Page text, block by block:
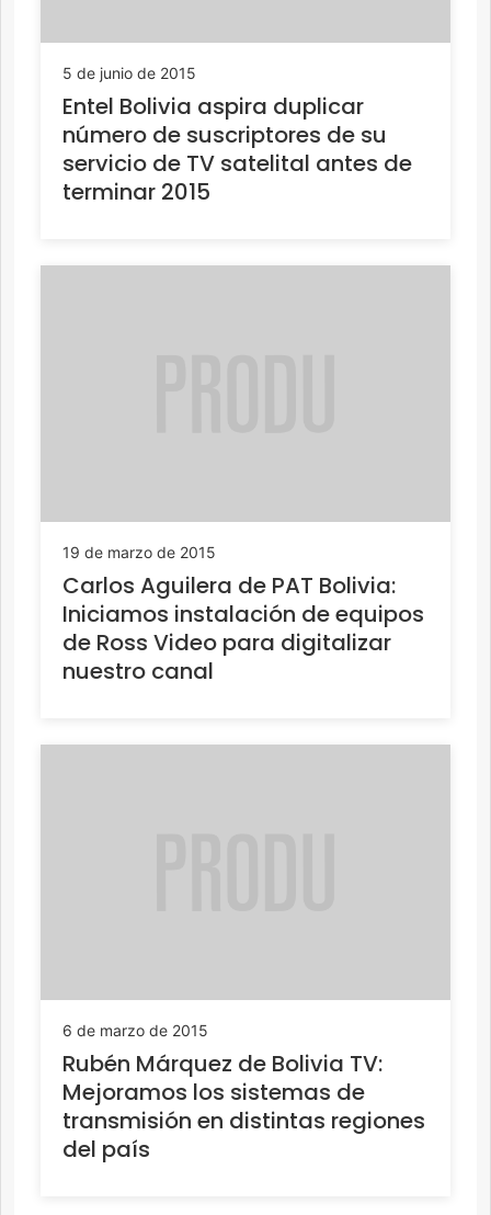
5 de junio de 2015
Entel Bolivia aspira duplicar
número de suscriptores de su
servicio de TV satelital antes de
terminar 2015
19 de marzo de 2015
Carlos Aguilera de PAT Bolivia:
Iniciamos instalación de equipos
de Ross Video para digitalizar
nuestro canal
6 de marzo de 2015
Rubén Márquez de Bolivia TV:
Mejoramos los sistemas de
transmisión en distintas regiones
del país